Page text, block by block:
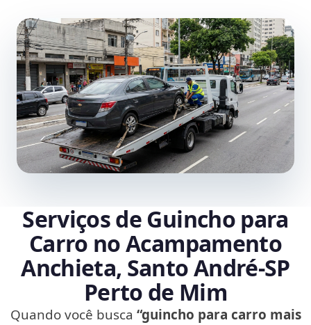
Serviços de Guincho para
Carro no Acampamento
Anchieta, Santo André‑SP
Perto de Mim
Quando você busca “guincho para carro mais